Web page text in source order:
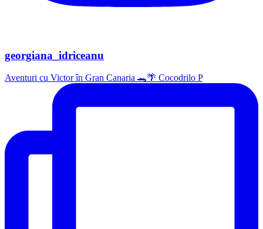
georgiana_idriceanu
Aventuri cu Victor în Gran Canaria 🐊🌴 Cocodrilo P